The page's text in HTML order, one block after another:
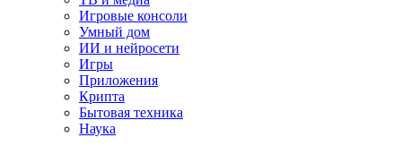
Игровые консоли
Умный дом
ИИ и нейросети
Игры
Приложения
Крипта
Бытовая техника
Наука